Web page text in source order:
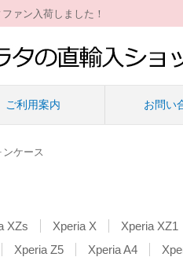
ァン入荷しました！
ご利用案内 お問い
ンケース
XZs Xperia X Xperia XZ1
Xperia Z5 Xperia A4